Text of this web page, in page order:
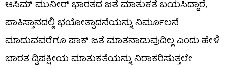
ಆಸಿಮ್ ಮುನೀರ್ ಭಾರತದ ಜತೆ ಮಾತುಕತೆ ಬಯಸಿದ್ದಾರೆ,
ಪಾಕಿಸ್ತಾನದಲ್ಲಿ ಭಯೋತ್ಪಾದನೆಯನ್ನು ನಿರ್ಮೂಲನೆ
ಮಾಡುವವರೆಗೂ ಪಾಕ್ ಜತೆ ಮಾತನಾಡುವುದಿಲ್ಲ ಎಂದು ಹೇಳಿ
ಭಾರತ ದ್ವಿಪಕ್ಷೀಯ ಮಾತುಕತೆಯನ್ನು ನಿರಾಕರಿಸುತ್ತಲೇ